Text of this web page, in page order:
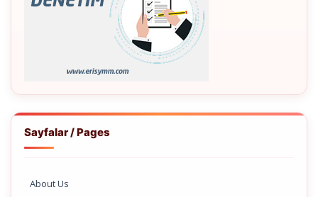
Sayfalar / Pages
About Us